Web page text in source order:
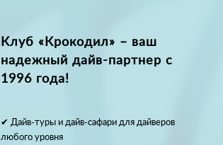
Клуб «Крокодил» – ваш
надежный дайв-партнер с
1996 года!
✔ Дайв-туры и дайв-сафари для дайверов
любого уровня